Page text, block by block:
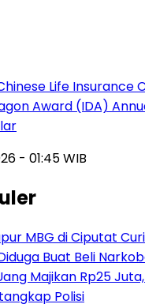
Life Insurance
Award (IDA)
- 01:45 WIB
MBG di Ciputat
Buat Beli
Majikan Rp25
Polisi